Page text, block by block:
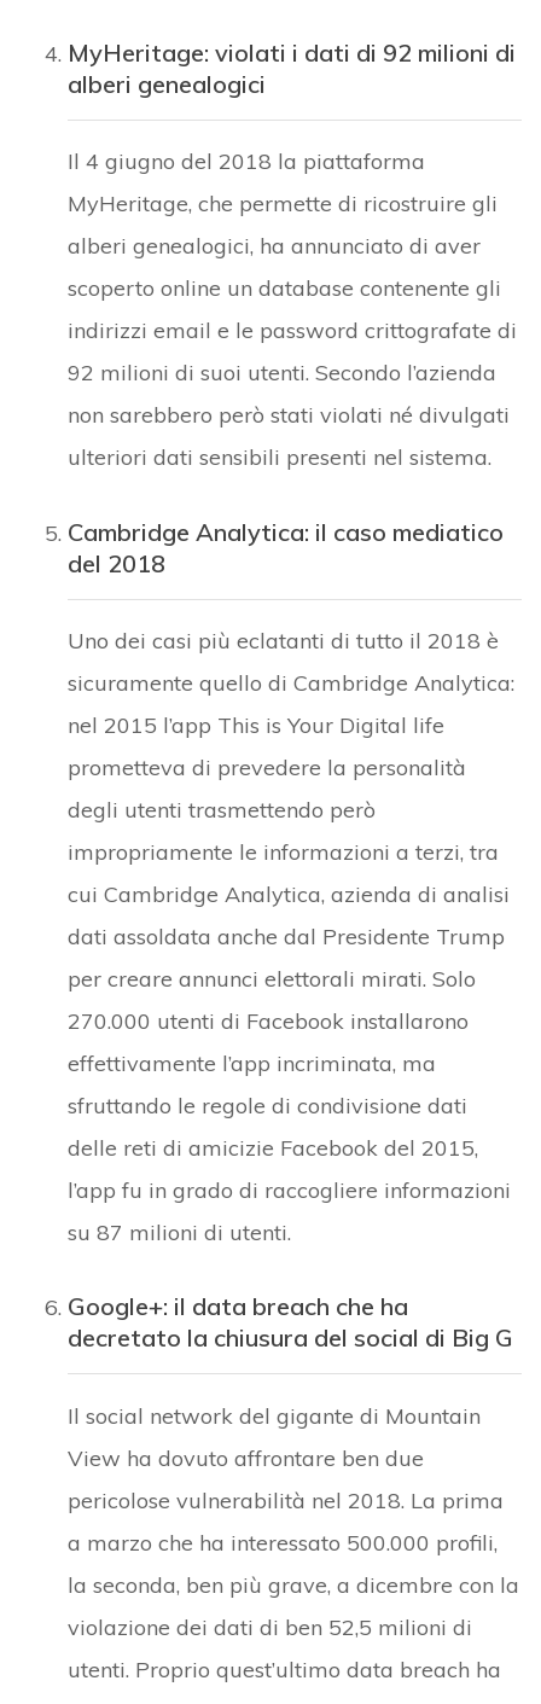
MyHeritage: violati i dati di 92 milioni di
alberi genealogici
Il 4 giugno del 2018 la piattaforma
MyHeritage, che permette di ricostruire gli
alberi genealogici, ha annunciato di aver
scoperto online un database contenente gli
indirizzi email e le password crittografate di
92 milioni di suoi utenti. Secondo l’azienda
non sarebbero però stati violati né divulgati
ulteriori dati sensibili presenti nel sistema.
Cambridge Analytica: il caso mediatico
del 2018
Uno dei casi più eclatanti di tutto il 2018 è
sicuramente quello di Cambridge Analytica:
nel 2015 l’app This is Your Digital life
prometteva di prevedere la personalità
degli utenti trasmettendo però
impropriamente le informazioni a terzi, tra
cui Cambridge Analytica, azienda di analisi
dati assoldata anche dal Presidente Trump
per creare annunci elettorali mirati. Solo
270.000 utenti di Facebook installarono
effettivamente l’app incriminata, ma
sfruttando le regole di condivisione dati
delle reti di amicizie Facebook del 2015,
l’app fu in grado di raccogliere informazioni
su 87 milioni di utenti.
Google+: il data breach che ha
decretato la chiusura del social di Big G
Il social network del gigante di Mountain
View ha dovuto affrontare ben due
pericolose vulnerabilità nel 2018. La prima
a marzo che ha interessato 500.000 profili,
la seconda, ben più grave, a dicembre con la
violazione dei dati di ben 52,5 milioni di
utenti. Proprio quest’ultimo data breach ha